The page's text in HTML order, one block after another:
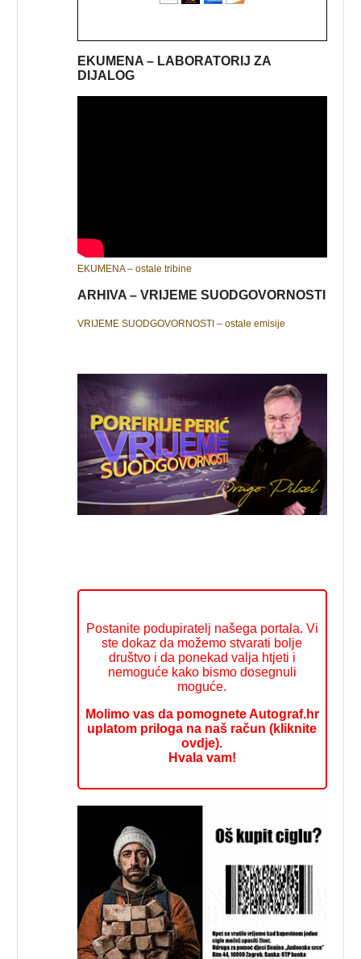
EKUMENA – LABORATORIJ ZA
DIJALOG
EKUMENA – ostale tribine
ARHIVA – VRIJEME SUODGOVORNOSTI
VRIJEME SUODGOVORNOSTI – ostale emisije
Postanite podupiratelj našega portala. Vi
ste dokaz da možemo stvarati bolje
društvo i da ponekad valja htjeti i
nemoguće kako bismo dosegnuli
moguće.
Molimo vas da pomognete Autograf.hr
uplatom priloga na naš račun (kliknite
ovdje).
Hvala vam!